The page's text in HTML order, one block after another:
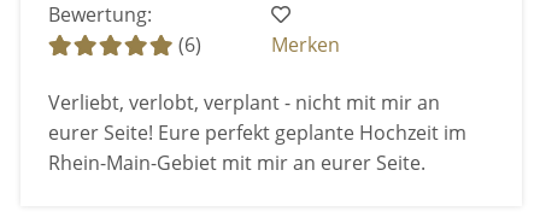
Bewertung:
(6)
Merken
Verliebt, verlobt, verplant - nicht mit mir an
eurer Seite! Eure perfekt geplante Hochzeit im
Rhein-Main-Gebiet mit mir an eurer Seite.